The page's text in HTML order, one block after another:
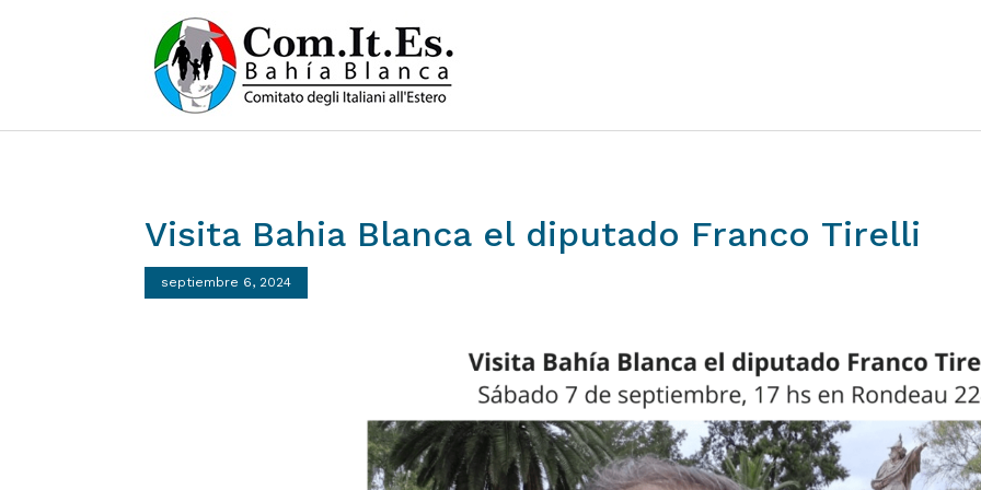
Visita Bahia Blanca el diputado Franco Tirelli
septiembre 6, 2024